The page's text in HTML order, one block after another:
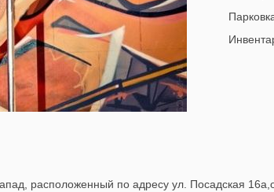
расположенный по адресу ул. Посадская